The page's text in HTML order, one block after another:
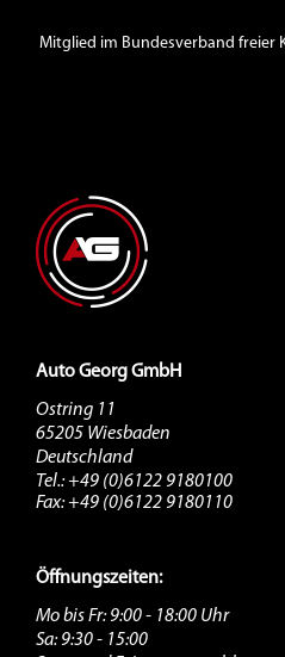
Auto Georg GmbH
Ostring 11
65205 Wiesbaden
Deutschland
Tel.: +49 (0)6122 9180100
Fax: +49 (0)6122 9180110
Öffnungszeiten:
Mo bis Fr: 9:00 - 18:00 Uhr
Sa: 9:30 - 15:00
Mitglied im Bundesverband freier